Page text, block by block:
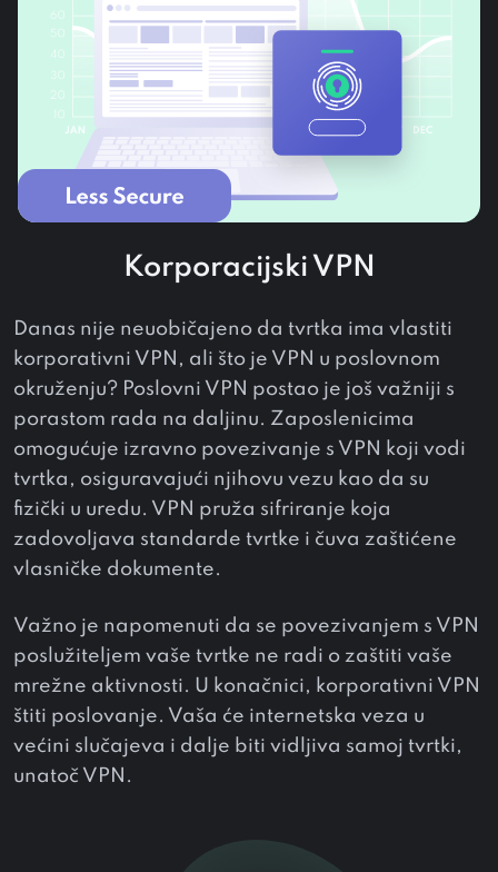
Korporacijski VPN
Danas nije neuobičajeno da tvrtka ima vlastiti
korporativni VPN, ali što je VPN u poslovnom
okruženju? Poslovni VPN postao je još važniji s
porastom rada na daljinu. Zaposlenicima
omogućuje izravno povezivanje s VPN koji vodi
tvrtka, osiguravajući njihovu vezu kao da su
fizički u uredu. VPN pruža sifriranje koja
zadovoljava standarde tvrtke i čuva zaštićene
vlasničke dokumente.
Važno je napomenuti da se povezivanjem s VPN
poslužiteljem vaše tvrtke ne radi o zaštiti vaše
mrežne aktivnosti. U konačnici, korporativni VPN
štiti poslovanje. Vaša će internetska veza u
većini slučajeva i dalje biti vidljiva samoj tvrtki,
unatoč VPN.